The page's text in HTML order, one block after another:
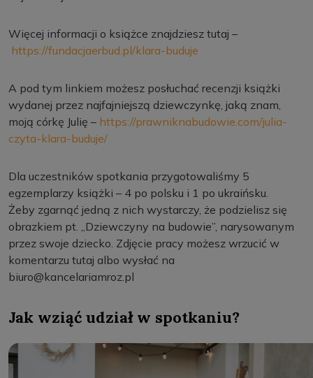
Więcej informacji o książce znajdziesz tutaj –
https://fundacjaerbud.pl/klara-buduje
A pod tym linkiem możesz posłuchać recenzji książki
wydanej przez najfajniejszą dziewczynkę, jaką znam,
moją córkę Julię – https://prawniknabudowie.com/julia-
czyta-klara-buduje/
Dla uczestników spotkania przygotowaliśmy 5
egzemplarzy książki – 4 po polsku i 1 po ukraińsku.
Żeby zgarnąć jedną z nich wystarczy, że podzielisz się
obrazkiem pt. „Dziewczyny na budowie”, narysowanym
przez swoje dziecko. Zdjęcie pracy możesz wrzucić w
komentarzu tutaj albo wysłać na
biuro@kancelariamroz.pl
Jak wziąć udział w spotkaniu?